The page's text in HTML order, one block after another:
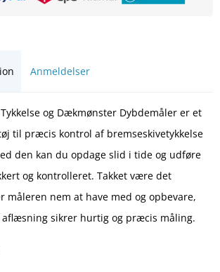
Anmeldelser
og Dækmønster Dybdemåler er et
til præcis kontrol af bremseskivetykkelse
den kan du opdage slid i tide og udføre
og kontrolleret. Takket være det
måleren nem at have med og opbevare,
aflæsning sikrer hurtig og præcis måling.